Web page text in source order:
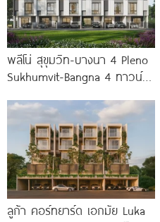
พลีโน่ สุขุมวิท-บางนา 4 Pleno
Sukhumvit-Bangna 4 ทาวน์
MEGA บางนา
ลูก้า คอร์ทยาร์ด เอกมัย Luka